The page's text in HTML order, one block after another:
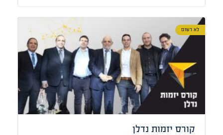
לא רשום
קורס יזמות נדלן